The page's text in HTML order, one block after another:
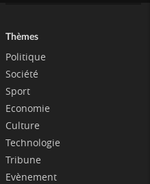
Thèmes
Politique
Société
Sport
Economie
Culture
Technologie
Tribune
Evènement